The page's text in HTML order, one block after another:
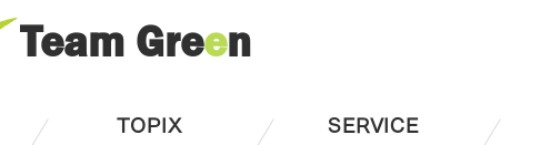
Team Green
TOPIX SERVICE